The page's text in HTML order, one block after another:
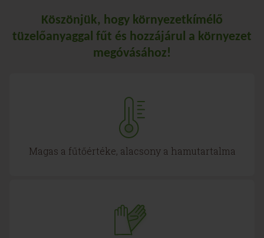
Köszönjük, hogy környezetkímélő
tüzelőanyaggal fűt és hozzájárul a környezet
megóvásához!
Magas a fűtőértéke, alacsony a hamutartalma